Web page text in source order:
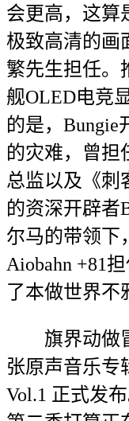
会更高，这算
极致高清的画
繁先生担任。
舰OLED电竞
的是，Bungie
的灾难，曾担
总监以及《刺
的资深开辟者
尔马的带领下
Aiobahn +81
了本做世界不
旗界动做冒
张原声音乐
Vol.1 正式发